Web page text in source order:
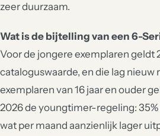
zeer duurzaam.
Wat is de bijtelling van een 6-
Voor de jongere exemplaren geldt
cataloguswaarde, en die lag nieuw
exemplaren van 16 jaar en ouder
2026 de youngtimer-regeling: 35%
wat per maand aanzienlijk lager